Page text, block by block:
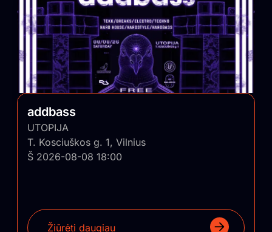
addbass
UTOPIJA
T. Kosciuškos g. 1, Vilnius
Š 2026-08-08 18:00
Žiūrėti daugiau